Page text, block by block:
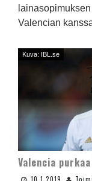
Valencian
Kuva: IBL.se
Valencia